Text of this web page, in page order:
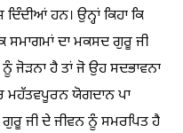
ਹਨ। ਉਨ੍ਹਾਂ ਕਿਹਾ ਕਿ
ਸਮਾਗਮਾਂ ਦਾ ਮਕਸਦ ਗੁਰੂ ਜੀ
ਨੂੰ ਜੋੜਨਾ ਹੈ ਤਾਂ ਜੋ ਉਹ ਸਦਭਾਵਨਾ
ਮਹੱਤਵਪੂਰਨ ਯੋਗਦਾਨ ਪਾ
ਗੁਰੂ ਜੀ ਦੇ ਜੀਵਨ ਨੂੰ ਸਮਰਪਿਤ ਹੈ